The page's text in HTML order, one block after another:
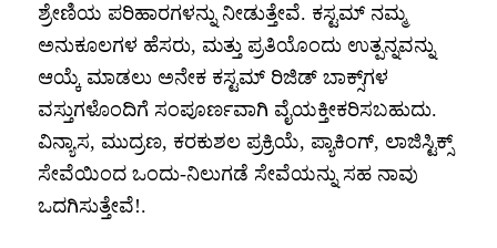
ಶ್ರೇಣಿಯ ಪರಿಹಾರಗಳನ್ನು ನೀಡುತ್ತೇವೆ. ಕಸ್ಟಮ್ ನಮ್ಮ
ಅನುಕೂಲಗಳ ಹೆಸರು, ಮತ್ತು ಪ್ರತಿಯೊಂದು ಉತ್ಪನ್ನವನ್ನು
ಆಯ್ಕೆ ಮಾಡಲು ಅನೇಕ ಕಸ್ಟಮ್ ರಿಜಿಡ್ ಬಾಕ್ಸ್‌ಗಳ
ವಸ್ತುಗಳೊಂದಿಗೆ ಸಂಪೂರ್ಣವಾಗಿ ವೈಯಕ್ತೀಕರಿಸಬಹುದು.
ವಿನ್ಯಾಸ, ಮುದ್ರಣ, ಕರಕುಶಲ ಪ್ರಕ್ರಿಯೆ, ಪ್ಯಾಕಿಂಗ್, ಲಾಜಿಸ್ಟಿಕ್ಸ್
ಸೇವೆಯಿಂದ ಒಂದು-ನಿಲುಗಡೆ ಸೇವೆಯನ್ನು ಸಹ ನಾವು
ಒದಗಿಸುತ್ತೇವೆ!.